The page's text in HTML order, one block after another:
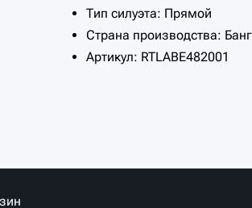
Тип силуэта: Прямой
Страна производства:
Артикул: RTLABE482001